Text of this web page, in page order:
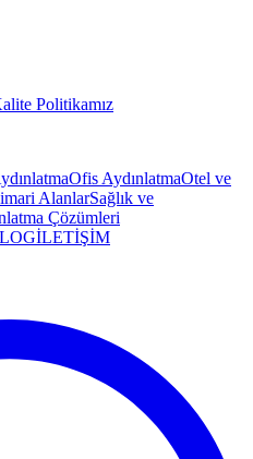
Politikamız
Ofis AydınlatmaOtel ve
AlanlarSağlık ve
Çözümleri
İLETİŞİM